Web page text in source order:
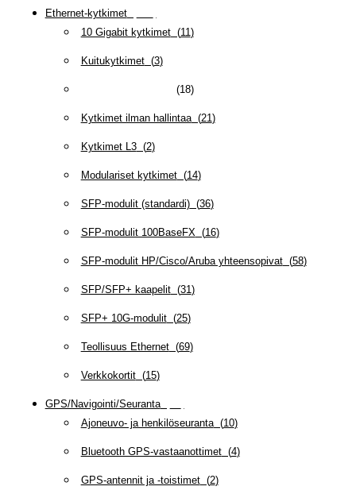
Ethernet-kytkimet(
10 Gigabit kytkimet(11)
Kuitukytkimet(3)
(18)
Kytkimet ilman hallintaa(21)
Kytkimet L3(2)
Modulariset kytkimet(14)
SFP-modulit (standardi)(36)
SFP-modulit 100BaseFX(16)
SFP-modulit HP/Cisco/Aruba yhteensopivat(58)
SFP/SFP+ kaapelit(31)
SFP+ 10G-modulit(25)
Teollisuus Ethernet(69)
Verkkokortit(15)
GPS/Navigointi/Seuranta(
Ajoneuvo- ja henkilöseuranta(10)
Bluetooth GPS-vastaanottimet(4)
GPS-antennit ja -toistimet(2)